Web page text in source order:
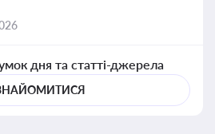
дня та статті-джерела